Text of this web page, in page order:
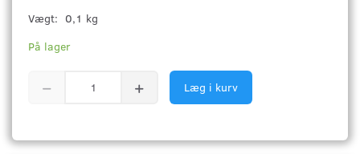
Vægt: 0,1 kg
På lager
Læg i kurv